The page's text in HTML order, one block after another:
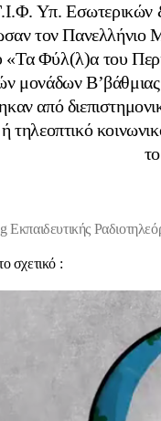
Υπ. Εσωτερικών
τον Πανελλήνιο
«Τα Φύλ(λ)α του
μονάδων
από
τηλεοπτικό
το
Εκπαιδευτικής
σχετικό :